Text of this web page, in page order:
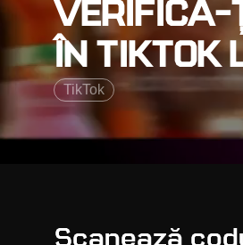
VERIFICĂ-
ÎN TIKTOK
TikTok
Scanează